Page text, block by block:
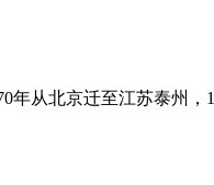
从北京迁至江苏泰州